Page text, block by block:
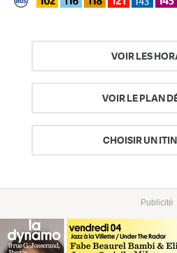
VOIR LES
VOIR LE PLAN
CHOISIR UN
Publicité